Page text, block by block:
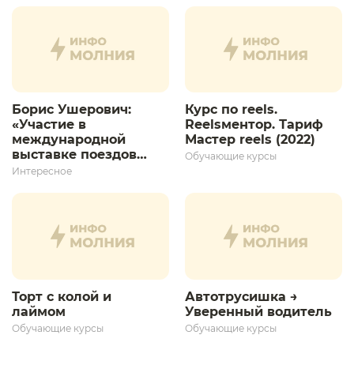
Борис Ушерович:
«Участие в
международной
выставке поездов
дает толчок для
развития»
Интересное
Курс по reels.
Reelsментор. Тариф
Мастер reels (2022)
Обучающие курсы
Торт с колой и
лаймом
Обучающие курсы
Автотрусишка →
Уверенный водитель​
Обучающие курсы